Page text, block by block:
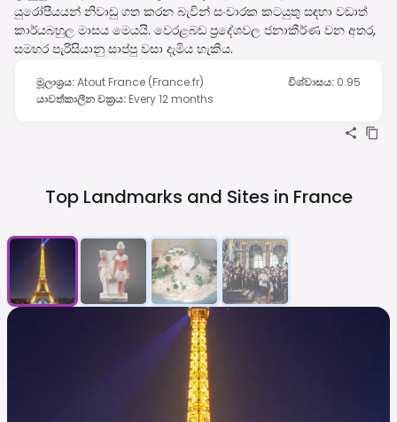
යුරෝපීයයන් නිවාඩු ගත කරන බැවින් සංචාරක කටයුතු සඳහා වඩාත්
කාර්යබහුල මාසය මෙයයි. වෙරළබඩ ප්‍රදේශවල ජනාකීර්ණ වන අතර,
සමහර පැරිසියානු සාප්පු වසා දැමිය හැකිය.
මූලාශ්‍රය:Atout France (France.fr) විශ්වාසය: 0.95
යාවත්කාලීන චක්‍රය: Every 12 months
Top Landmarks and Sites in France